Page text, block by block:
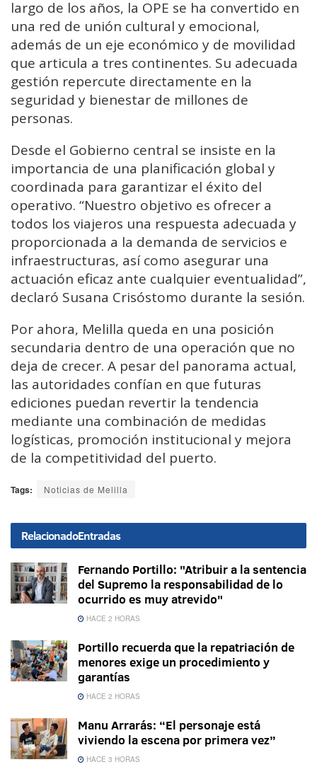
largo de los años, la OPE se ha convertido en
una red de unión cultural y emocional,
además de un eje económico y de movilidad
que articula a tres continentes. Su adecuada
gestión repercute directamente en la
seguridad y bienestar de millones de
personas.
Desde el Gobierno central se insiste en la
importancia de una planificación global y
coordinada para garantizar el éxito del
operativo. “Nuestro objetivo es ofrecer a
todos los viajeros una respuesta adecuada y
proporcionada a la demanda de servicios e
infraestructuras, así como asegurar una
actuación eficaz ante cualquier eventualidad”,
declaró Susana Crisóstomo durante la sesión.
Por ahora, Melilla queda en una posición
secundaria dentro de una operación que no
deja de crecer. A pesar del panorama actual,
las autoridades confían en que futuras
ediciones puedan revertir la tendencia
mediante una combinación de medidas
logísticas, promoción institucional y mejora
de la competitividad del puerto.
Tags: Noticias de Melilla
RelacionadoEntradas
Fernando Portillo: "Atribuir a la sentencia
del Supremo la responsabilidad de lo
ocurrido es muy atrevido"
HACE 2 HORAS
Portillo recuerda que la repatriación de
menores exige un procedimiento y
garantías
HACE 2 HORAS
Manu Arrarás: “El personaje está
viviendo la escena por primera vez”
HACE 3 HORAS